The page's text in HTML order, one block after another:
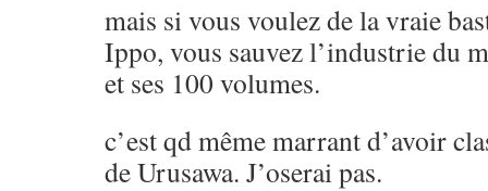
mais si vous voulez de la vraie
Ippo, vous sauvez l’industrie du
et ses 100 volumes.
c’est qd même marrant d’avoir
de Urusawa. J’oserai pas.